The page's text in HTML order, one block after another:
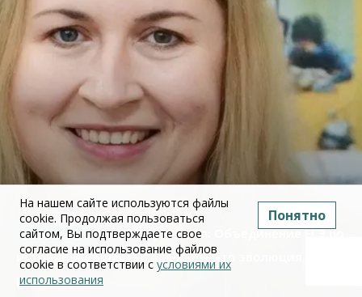
Юлия Дружинина: Объединение ЕГЭ по
истории и обществознанию — это эволюция, а не
революция
На нашем сайте используются файлы
cookie. Продолжая пользоваться
сайтом, Вы подтверждаете свое
согласие на использование файлов
cookie в соответствии с условиями их
использования
Понятно